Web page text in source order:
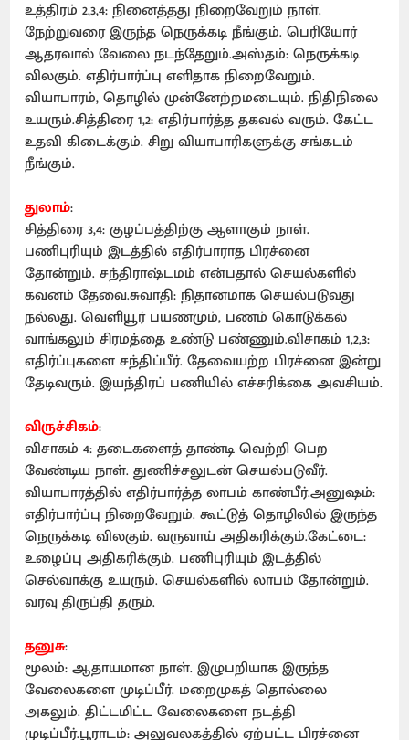
உத்திரம் 2,3,4: நினைத்தது நிறைவேறும் நாள்.
நேற்றுவரை இருந்த நெருக்கடி நீங்கும். பெரியோர்
ஆதரவால் வேலை நடந்தேறும்.அஸ்தம்: நெருக்கடி
விலகும். எதிர்பார்ப்பு எளிதாக நிறைவேறும்.
வியாபாரம், தொழில் முன்னேற்றமடையும். நிதிநிலை
உயரும்.சித்திரை 1,2: எதிர்பார்த்த தகவல் வரும். கேட்ட
உதவி கிடைக்கும். சிறு வியாபாரிகளுக்கு சங்கடம்
நீங்கும்.
துலாம்:
சித்திரை 3,4: குழப்பத்திற்கு ஆளாகும் நாள்.
பணிபுரியும் இடத்தில் எதிர்பாராத பிரச்னை
தோன்றும். சந்திராஷ்டமம் என்பதால் செயல்களில்
கவனம் தேவை.சுவாதி: நிதானமாக செயல்படுவது
நல்லது. வெளியூர் பயணமும், பணம் கொடுக்கல்
வாங்கலும் சிரமத்தை உண்டு பண்ணும்.விசாகம் 1,2,3:
எதிர்ப்புகளை சந்திப்பீர். தேவையற்ற பிரச்னை இன்று
தேடிவரும். இயந்திரப் பணியில் எச்சரிக்கை அவசியம்.
விருச்சிகம்:
விசாகம் 4: தடைகளைத் தாண்டி வெற்றி பெற
வேண்டிய நாள். துணிச்சலுடன் செயல்படுவீர்.
வியாபாரத்தில் எதிர்பார்த்த லாபம் காண்பீர்.அனுஷம்:
எதிர்பார்ப்பு நிறைவேறும். கூட்டுத் தொழிலில் இருந்த
நெருக்கடி விலகும். வருவாய் அதிகரிக்கும்.கேட்டை:
உழைப்பு அதிகரிக்கும். பணிபுரியும் இடத்தில்
செல்வாக்கு உயரும். செயல்களில் லாபம் தோன்றும்.
வரவு திருப்தி தரும்.
தனுசு:
மூலம்: ஆதாயமான நாள். இழுபறியாக இருந்த
வேலைகளை முடிப்பீர். மறைமுகத் தொல்லை
அகலும். திட்டமிட்ட வேலைகளை நடத்தி
முடிப்பீர்.பூராடம்: அலுவலகத்தில் ஏற்பட்ட பிரச்னை